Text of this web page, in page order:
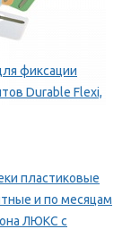
фиксации
Durable Flexi,
пластиковые
и по месяцам
ЛЮКС с